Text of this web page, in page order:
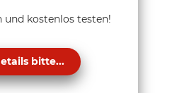
kostenlos testen!
bitte...